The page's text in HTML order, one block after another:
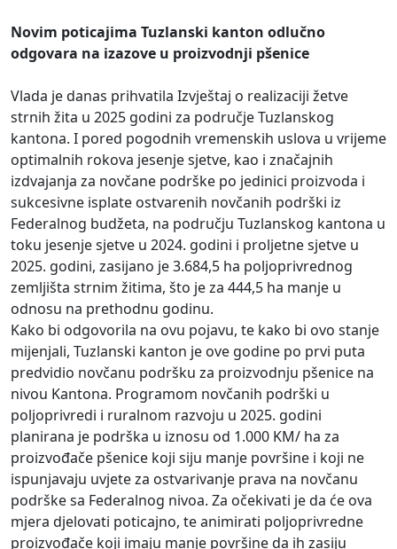
Novim poticajima Tuzlanski kanton odlučno
odgovara na izazove u proizvodnji pšenice
Vlada je danas prihvatila Izvještaj o realizaciji žetve
strnih žita u 2025 godini za područje Tuzlanskog
kantona. I pored pogodnih vremenskih uslova u vrijeme
optimalnih rokova jesenje sjetve, kao i značajnih
izdvajanja za novčane podrške po jedinici proizvoda i
sukcesivne isplate ostvarenih novčanih podrški iz
Federalnog budžeta, na području Tuzlanskog kantona u
toku jesenje sjetve u 2024. godini i proljetne sjetve u
2025. godini, zasijano je 3.684,5 ha poljoprivrednog
zemljišta strnim žitima, što je za 444,5 ha manje u
odnosu na prethodnu godinu.
Kako bi odgovorila na ovu pojavu, te kako bi ovo stanje
mijenjali, Tuzlanski kanton je ove godine po prvi puta
predvidio novčanu podršku za proizvodnju pšenice na
nivou Kantona. Programom novčanih podrški u
poljoprivredi i ruralnom razvoju u 2025. godini
planirana je podrška u iznosu od 1.000 KM/ ha za
proizvođače pšenice koji siju manje površine i koji ne
ispunjavaju uvjete za ostvarivanje prava na novčanu
podrške sa Federalnog nivoa. Za očekivati je da će ova
mjera djelovati poticajno, te animirati poljoprivredne
proizvođače koji imaju manje površine da ih zasiju